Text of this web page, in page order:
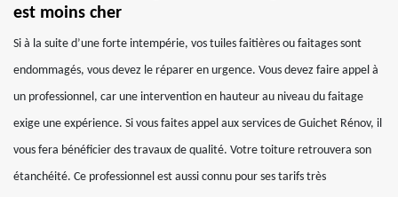
est moins cher
Si à la suite d’une forte intempérie, vos tuiles faitières ou faitages sont
endommagés, vous devez le réparer en urgence. Vous devez faire appel à
un professionnel, car une intervention en hauteur au niveau du faitage
exige une expérience. Si vous faites appel aux services de Guichet Rénov, il
vous fera bénéficier des travaux de qualité. Votre toiture retrouvera son
étanchéité. Ce professionnel est aussi connu pour ses tarifs très